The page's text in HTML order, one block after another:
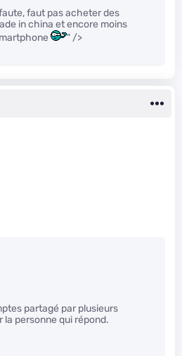
faut pas acheter des
in china et encore moins
" />
partagé par plusieurs
personne qui répond.